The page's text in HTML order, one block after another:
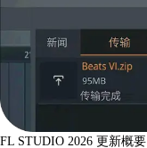
FL STUDIO 2026 更新概要